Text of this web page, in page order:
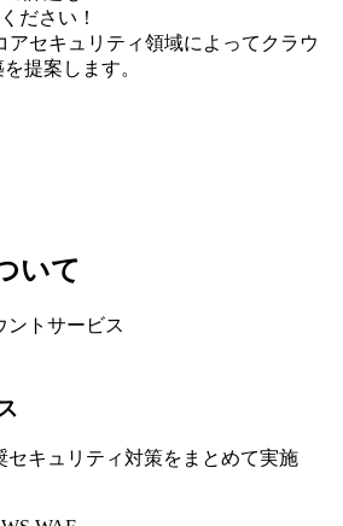
ださい！
アセキュリティ領域によってクラウ
提案します。
いて
セキュリティ対策をまとめて実施